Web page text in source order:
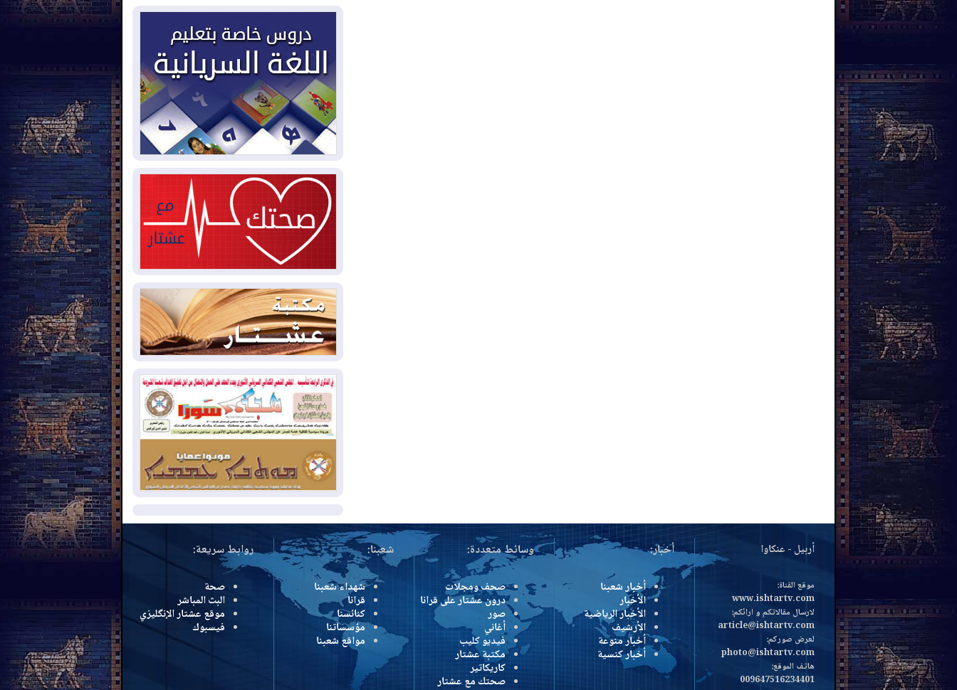
ملفات حقبة الكاظمي تعود إلى
الواجهة.. أنباء عن مراجعات قضائية
وتحقيقات أوسع في قضايا فساد
2026-08-04بيترو يشكو تزوير الانتخابات
الرئاسية ويحذر من "حرب أهلية" في
كولومبيا
2026-08-03رئيس إقليم كوردستان في
2026-08-03
العراق يؤكد مجدداً التزامه
بمنع الهجمات على الدول المجاورة
2026-08-03
العجز والاقتراض يطوقان
دينار!
2026-08-03كوبا تغرق في الظلام مجددا
وانهيار الشبكة الكهربائية
2026-08-03
أوامر بإجلاء 60 ألف شخص
بسبب الحرائق في ولاية واشنطن
2026-08-02مشروع "حسابي" يُمهل
الموظفين حتى نهاية أغسطس لاستلام
بطاقاتهم المصرفية
2026-08-02دمشق وعمّان تحذران بغداد:
أي هجوم من أراضي العراق سيواجه برد
المزيد
أربيل - عنكاوا
موقع القناة:
www.ishtartv.com
لارسال مقالاتكم و ارائكم:
article@ishtartv.com
لعرض صوركم:
photo@ishtartv.com
هاتف الموقع:
009647516234401
أخبار:
أخبار شعبنا
الأخبار
الأخبار الرياضية
الأرشيف
أخبار منوعة
أخبار كنسية
وسائط متعددة:
صحف ومجلات
درون عشتار على قرانا
صور
أغاني
فيديو كليب
مكتبة عشتار
كاريكاتير
صحتك مع عشتار
شعبنا:
شهداء شعبنا
قرانا
كنائسنا
مؤسساتنا
مواقع شعبنا
روابط سريعة:
صحة
البث المباشر
موقع عشتار الإنگليزي
فيسبوك